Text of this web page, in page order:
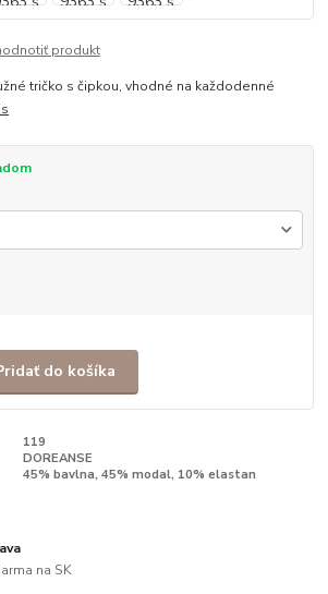
produkt
tričko s čipkou, vhodné na každodenné
do košíka
119
DOREANSE
45% bavlna, 45% modal, 10% elastan
na SK